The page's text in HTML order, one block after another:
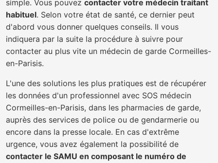
simple. Vous pouvez contacter votre médecin traitant
habituel. Selon votre état de santé, ce dernier peut
d'abord vous donner quelques conseils. Il vous
indiquera par la suite la procédure à suivre pour
contacter au plus vite un médecin de garde Cormeilles-
en-Parisis.
L'une des solutions les plus pratiques est de récupérer
les données d'un professionnel avec SOS médecin
Cormeilles-en-Parisis, dans les pharmacies de garde,
auprès des services de police ou de gendarmerie ou
encore dans la presse locale. En cas d'extrême
urgence, vous avez également la possibilité de
contacter le SAMU en composant le numéro de